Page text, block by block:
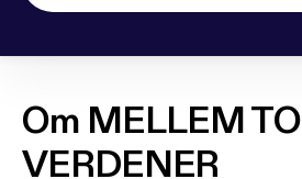
Om MELLEM TO
VERDENER